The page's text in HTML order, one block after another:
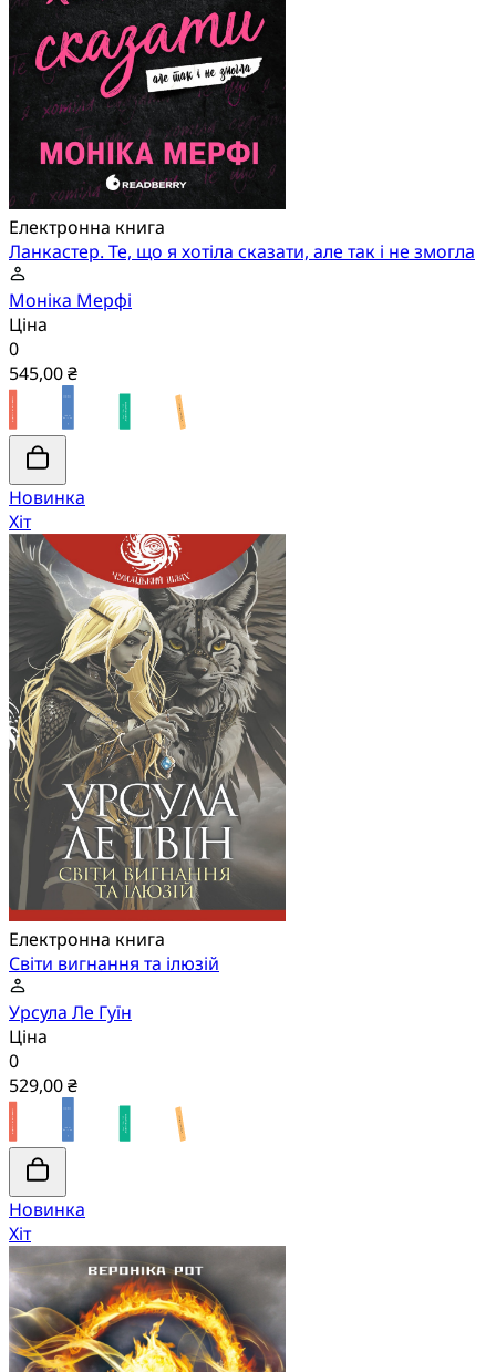
Електронна книга
Ланкастер. Те, що я хотіла сказати, але так і не змогла
Моніка Мерфі
Ціна
0
545,00 ₴
Новинка
Хіт
Електронна книга
Світи вигнання та ілюзій
Урсула Ле Гуїн
Ціна
0
529,00 ₴
Новинка
Хіт